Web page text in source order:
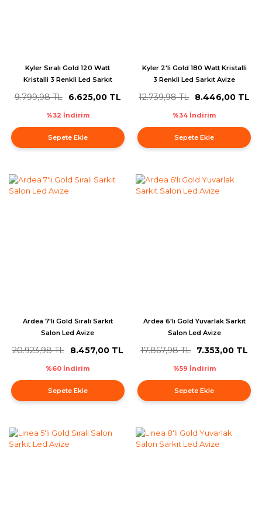
Kyler Sıralı Gold 120 Watt
Kristalli 3 Renkli Led Sarkıt
9.799,98 TL 6.625,00 TL
%32 İndirim
Sepete Ekle
Kyler 2'li Gold 180 Watt Kristalli
3 Renkli Led Sarkıt Avize
12.739,98 TL 8.446,00 TL
%34 İndirim
Sepete Ekle
Ardea 7'li Gold Sıralı Sarkıt
Salon Led Avize
20.923,98 TL 8.457,00 TL
%60 İndirim
Sepete Ekle
Ardea 6'lı Gold Yuvarlak Sarkıt
Salon Led Avize
17.867,98 TL 7.353,00 TL
%59 İndirim
Sepete Ekle